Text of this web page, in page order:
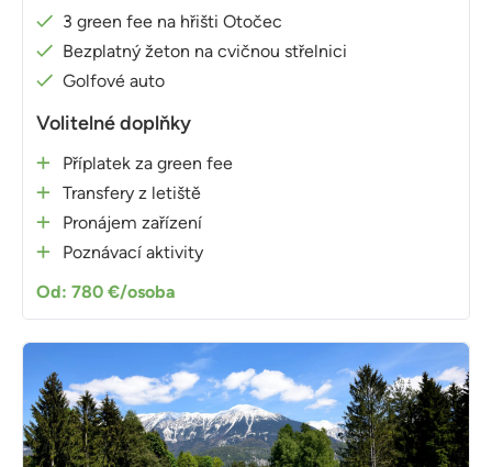
3 green fee na hřišti Otočec
Bezplatný žeton na cvičnou střelnici
Golfové auto
Volitelné doplňky
Příplatek za green fee
Transfery z letiště
Pronájem zařízení
Poznávací aktivity
Od: 780 €/osoba